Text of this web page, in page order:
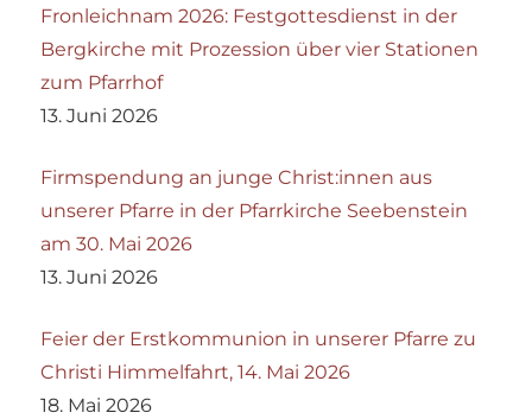
Fronleichnam 2026: Festgottesdienst in der
Bergkirche mit Prozession über vier Stationen
zum Pfarrhof
13. Juni 2026
Firmspendung an junge Christ:innen aus
unserer Pfarre in der Pfarrkirche Seebenstein
am 30. Mai 2026
13. Juni 2026
Feier der Erstkommunion in unserer Pfarre zu
Christi Himmelfahrt, 14. Mai 2026
18. Mai 2026